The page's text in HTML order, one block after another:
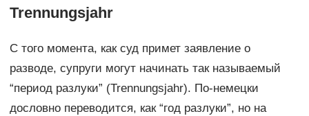
Trennungsjahr
С того момента, как суд примет заявление о
разводе, супруги могут начинать так называемый
“период разлуки” (Trennungsjahr). По-немецки
дословно переводится, как “год разлуки”, но на